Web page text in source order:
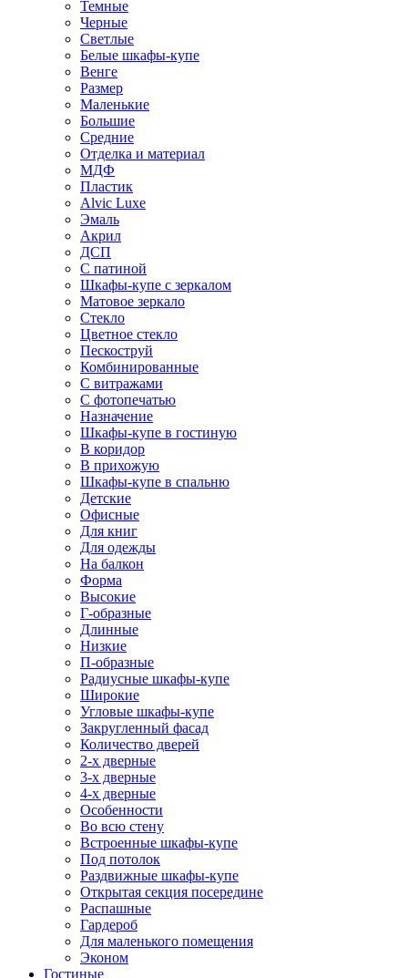
Темные
Черные
Светлые
Белые шкафы-купе
Венге
Размер
Маленькие
Большие
Средние
Отделка и материал
МДФ
Пластик
Alvic Luxe
Эмаль
Акрил
ДСП
С патиной
Шкафы-купе с зеркалом
Матовое зеркало
Стекло
Цветное стекло
Пескоструй
Комбинированные
С витражами
С фотопечатью
Назначение
Шкафы-купе в гостиную
В коридор
В прихожую
Шкафы-купе в спальню
Детские
Офисные
Для книг
Для одежды
На балкон
Форма
Высокие
Г-образные
Длинные
Низкие
П-образные
Радиусные шкафы-купе
Широкие
Угловые шкафы-купе
Закругленный фасад
Количество дверей
2-х дверные
3-х дверные
4-х дверные
Особенности
Во всю стену
Встроенные шкафы-купе
Под потолок
Раздвижные шкафы-купе
Открытая секция посередине
Распашные
Гардероб
Для маленького помещения
Эконом
Гостиные